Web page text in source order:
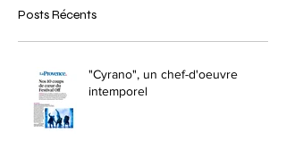
Posts Récents
"Cyrano", un chef-d'oeuvre
intemporel